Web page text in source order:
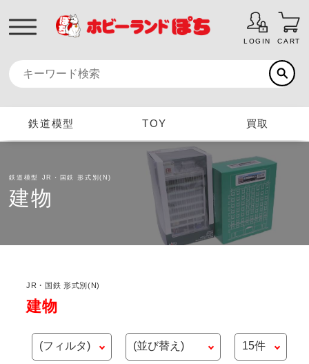
LOGIN CART
鉄道模型 TOY 買取
鉄道模型 JR・国鉄 形式別(N)
建物
JR・国鉄 形式別(N)
建物